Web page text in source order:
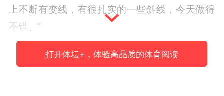
上不断有变线，有很扎实的一些斜线，今天做得
不错。”
在决赛中，吴易昺将对阵另一位本土选手、发球
巨炮伊斯内尔。吴易昺说：“明天要对阵的对手是
打开体坛+，体验高品质的体育阅读